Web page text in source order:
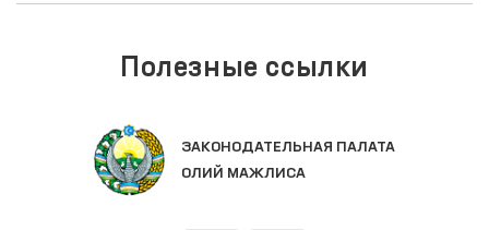
Полезные ссылки
ЕДИНЫЙ ПОРТАЛ ИНТЕРАКТИВНЫХ
ГОСУДАРСТВЕННЫХ УСЛУГ